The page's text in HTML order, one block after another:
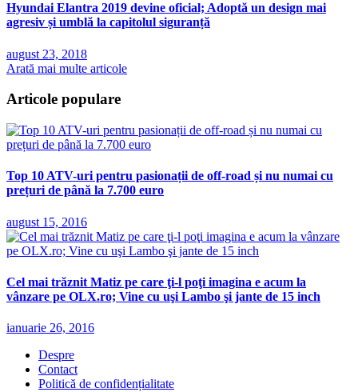
Hyundai Elantra 2019 devine oficial; Adoptă un design mai
agresiv și umblă la capitolul siguranță
august 23, 2018
Arată mai multe articole
Articole populare
Top 10 ATV-uri pentru pasionații de off-road și nu numai cu
prețuri de până la 7.700 euro
august 15, 2016
Cel mai trăznit Matiz pe care ţi-l poţi imagina e acum la
vânzare pe OLX.ro; Vine cu uşi Lambo şi jante de 15 inch
ianuarie 26, 2016
Despre
Contact
Politică de confidențialitate